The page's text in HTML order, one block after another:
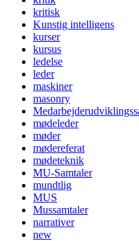
kritisk
Kunstig intelligens
kurser
kursus
ledelse
leder
maskiner
masonry
mødeleder
møder
mødereferat
mødeteknik
MU-Samtaler
mundtlig
MUS
Mussamtaler
narrativer
new